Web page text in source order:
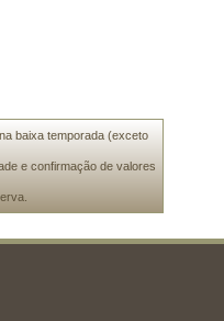
baixa temporada (exceto
e confirmação de valores